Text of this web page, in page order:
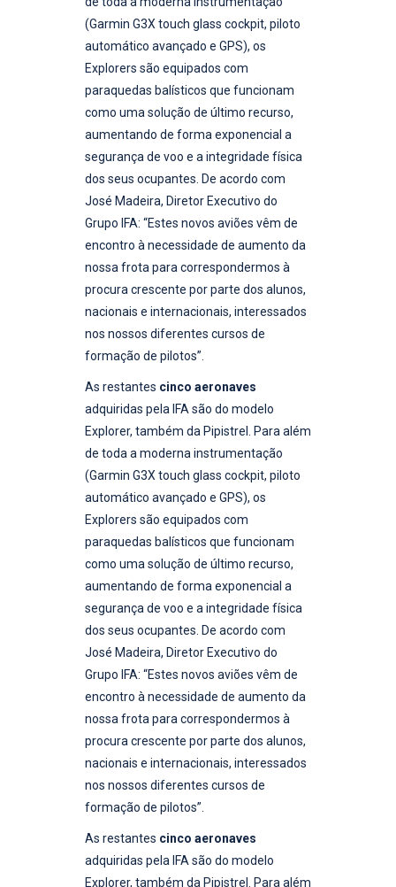
(Garmin G3X touch glass cockpit, piloto
automático avançado e GPS), os
Explorers são equipados com
paraquedas balísticos que funcionam
como uma solução de último recurso,
aumentando de forma exponencial a
segurança de voo e a integridade física
dos seus ocupantes. De acordo com
José Madeira, Diretor Executivo do
Grupo IFA: “Estes novos aviões vêm de
encontro à necessidade de aumento da
nossa frota para correspondermos à
procura crescente por parte dos alunos,
nacionais e internacionais, interessados
nos nossos diferentes cursos de
formação de pilotos”.
As restantes cinco aeronaves
adquiridas pela IFA são do modelo
Explorer, também da Pipistrel. Para além
de toda a moderna instrumentação
(Garmin G3X touch glass cockpit, piloto
automático avançado e GPS), os
Explorers são equipados com
paraquedas balísticos que funcionam
como uma solução de último recurso,
aumentando de forma exponencial a
segurança de voo e a integridade física
dos seus ocupantes. De acordo com
José Madeira, Diretor Executivo do
Grupo IFA: “Estes novos aviões vêm de
encontro à necessidade de aumento da
nossa frota para correspondermos à
procura crescente por parte dos alunos,
nacionais e internacionais, interessados
nos nossos diferentes cursos de
formação de pilotos”.
As restantes cinco aeronaves
adquiridas pela IFA são do modelo
Explorer, também da Pipistrel. Para além